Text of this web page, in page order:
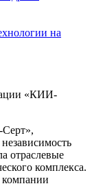
на
«КИИ-
отраслевые
комплекса.